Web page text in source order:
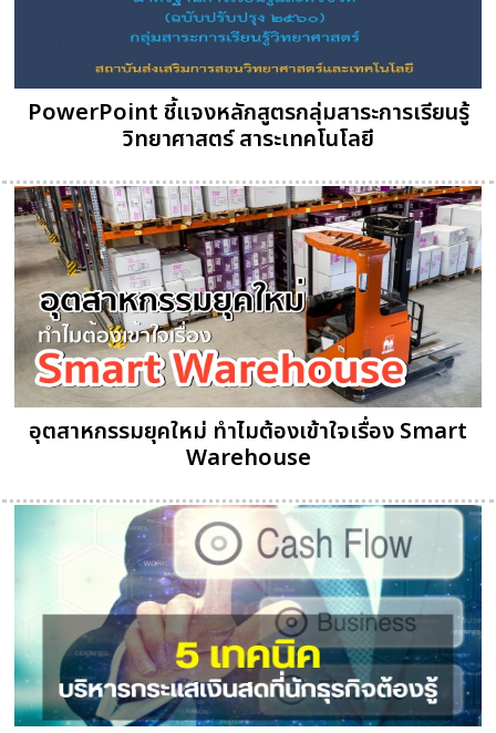
PowerPoint ชี้แจงหลักสูตรกลุ่มสาระการเรียนรู้
วิทยาศาสตร์ สาระเทคโนโลยี
อุตสาหกรรมยุคใหม่ ทำไมต้องเข้าใจเรื่อง Smart
Warehouse